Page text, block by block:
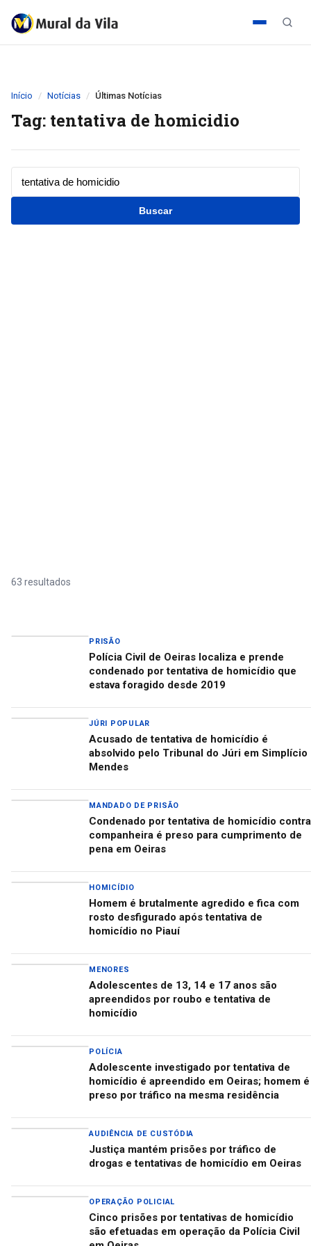
Início Notícias Últimas Notícias
Tag: tentativa de homicidio
Buscar
63 resultados
PRISÃO
Polícia Civil de Oeiras localiza e prende
condenado por tentativa de homicídio que
estava foragido desde 2019
JÚRI POPULAR
Acusado de tentativa de homicídio é
absolvido pelo Tribunal do Júri em Simplício
Mendes
MANDADO DE PRISÃO
Condenado por tentativa de homicídio contra
companheira é preso para cumprimento de
pena em Oeiras
HOMICÍDIO
Homem é brutalmente agredido e fica com
rosto desfigurado após tentativa de
homicídio no Piauí
MENORES
Adolescentes de 13, 14 e 17 anos são
apreendidos por roubo e tentativa de
homicídio
POLÍCIA
Adolescente investigado por tentativa de
homicídio é apreendido em Oeiras; homem é
preso por tráfico na mesma residência
AUDIÊNCIA DE CUSTÓDIA
Justiça mantém prisões por tráfico de
drogas e tentativas de homicídio em Oeiras
OPERAÇÃO POLICIAL
Cinco prisões por tentativas de homicídio
são efetuadas em operação da Polícia Civil